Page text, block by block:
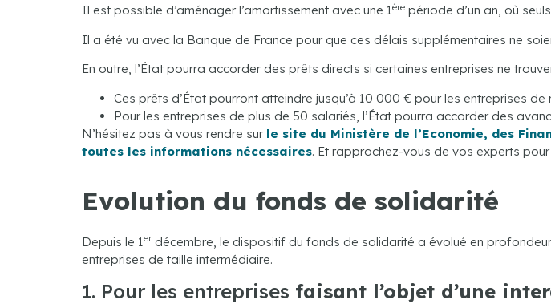
Il est possible d’aménager l’amortissement avec une 1ère période d’un an, où
Il a été vu avec la Banque de France pour que ces délais supplémentaires ne
En outre, l’État pourra accorder des prêts directs si certaines entreprises ne
Ces prêts d’État pourront atteindre jusqu’à 10 000 € pour les entreprises
Pour les entreprises de plus de 50 salariés, l’État pourra accorder des
N’hésitez pas à vous rendre sur le site du Ministère de l’Economie, des
toutes les informations nécessaires. Et rapprochez-vous de vos experts
Evolution du fonds de solidarité
Depuis le 1erdécembre, le dispositif du fonds de solidarité a évolué en
entreprises de taille intermédiaire.
1. Pour les entreprises faisant l’objet d’une